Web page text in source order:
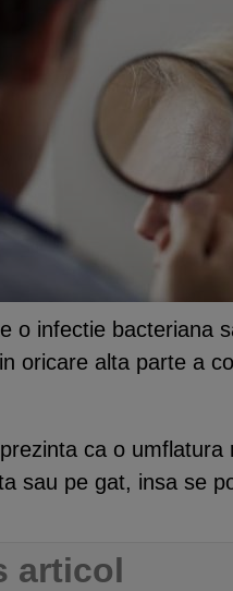
o infectie bacteriana
oricare alta parte a
ca o
sau pe gat, insa se
articol